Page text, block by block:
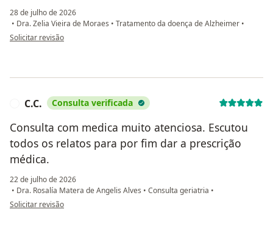
28 de julho de 2026
• Dra. Zelia Vieira de Moraes • Tratamento da doença de Alzheimer •
na opinião do utilizador Cleyde Cruz
Solicitar revisão
C.C. Consulta verificada
Consulta com medica muito atenciosa. Escutou
todos os relatos para por fim dar a prescrição
médica.
22 de julho de 2026
• Dra. Rosalía Matera de Angelis Alves • Consulta geriatria •
na opinião do utilizador C.C.
Solicitar revisão